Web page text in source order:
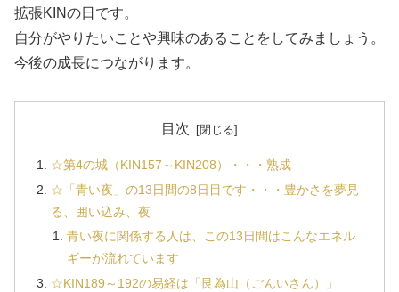
拡張KINの日です。
自分がやりたいことや興味のあることをしてみましょう。
今後の成長につながります。
目次
☆第4の城（KIN157～KIN208）・・・熟成
☆「青い夜」の13日間の8日目です・・・豊かさを夢見
る、囲い込み、夜
青い夜に関係する人は、この13日間はこんなエネル
ギーが流れています
☆KIN189～192の易経は「艮為山（ごんいさん）」